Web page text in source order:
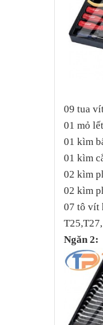
09 tua
01 mỏ
01 kìm
01 kìm
02 kìm
02 kìm
07 tô vít
Ngăn 2: